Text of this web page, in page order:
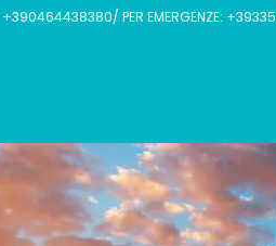
+390464438380/ PER EMERGENZE: